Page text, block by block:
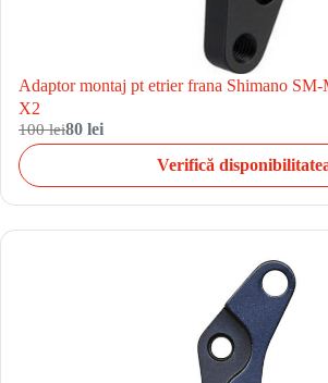
Adaptor montaj pt etrier frana Shimano
X2
100 lei80 lei
Verifică